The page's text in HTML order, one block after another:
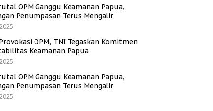
OPM Ganggu Keamanan Papua,
Penumpasan Terus Mengalir
OPM, TNI Tegaskan Komitmen
Keamanan Papua
OPM Ganggu Keamanan Papua,
Penumpasan Terus Mengalir